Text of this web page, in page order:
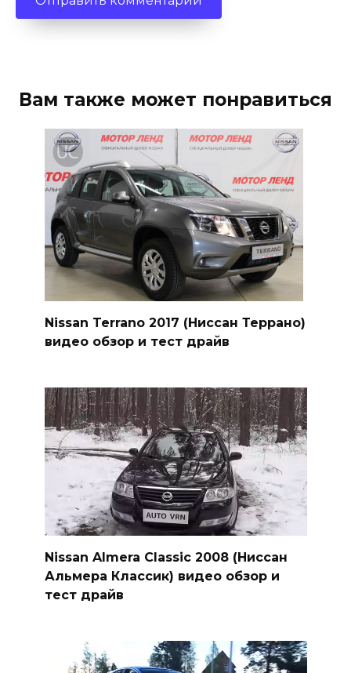
Вам также может понравиться
Nissan Terrano 2017 (Ниссан Террано)
видео обзор и тест драйв
Nissan Almera Classic 2008 (Ниссан
Альмера Классик) видео обзор и
тест драйв